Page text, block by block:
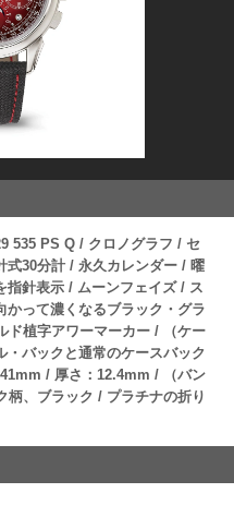
535 PS Q / クロノグラフ / セ
式30分計 / 永久カレンダー / 曜
指針表示 / ムーンフェイズ / ス
って濃くなるブラック・グラ
ド植字アワーマーカー / （ケー
バックと通常のケースバック
/ 厚さ：12.4mm / （バン
柄、ブラック / プラチナの折り